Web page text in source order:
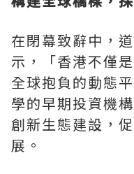
在閉幕致辭中，
示，「香港不僅
全球抱負的動態
學的早期投資機
創新生態建設，
展。